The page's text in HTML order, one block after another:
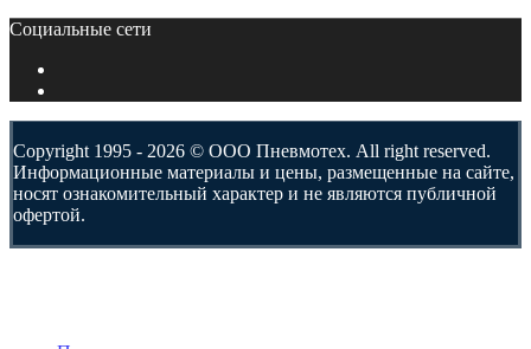
Социальные сети
Copyright 1995 - 2026 © ООО Пневмотех. All right reserved.
Информационные материалы и цены, размещенные на сайте,
носят ознакомительный характер и не являются публичной
офертой.